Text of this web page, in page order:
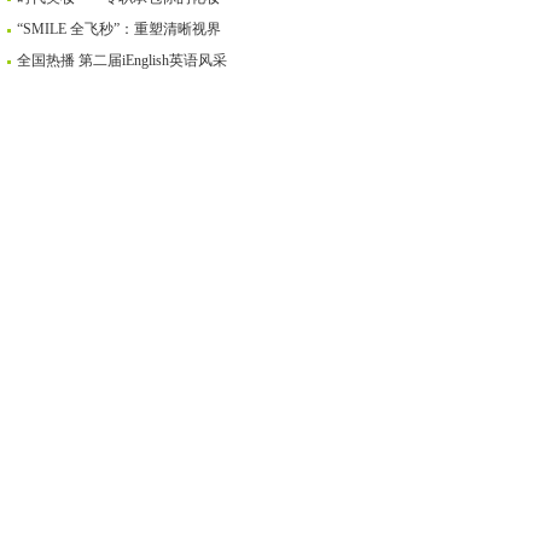
“SMILE 全飞秒”：重塑清晰视界
全国热播 第二届iEnglish英语风采